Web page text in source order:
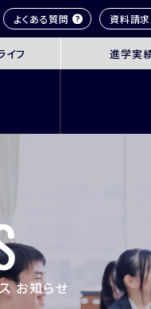
よくある質問 資料請求
イフ 進学実
桜丘生の1日
制服紹介
施設紹介
ムービーチャンネル
お知らせ